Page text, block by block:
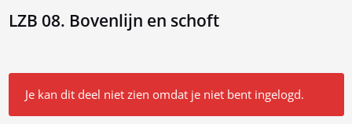
LZB 08. Bovenlijn en schoft
Je kan dit deel niet zien omdat je niet bent ingelogd.